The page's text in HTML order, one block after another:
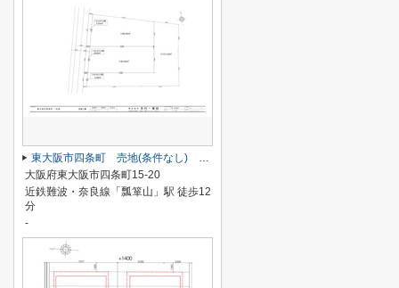
東大阪市四条町 売地(条件なし) １号地
大阪府東大阪市四条町15-20
近鉄難波・奈良線「瓢箪山」駅 徒歩12
分
-